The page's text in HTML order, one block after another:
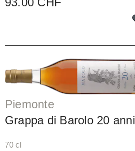
Piemonte
Grappa di Barolo 20 anni
70 cl